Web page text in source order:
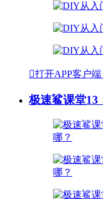
打开APP客户端
极速鲨课堂13